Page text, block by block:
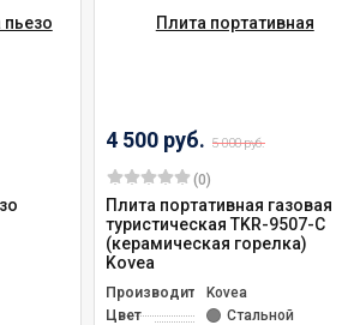
4 500 руб. 5 000 руб.
(0)
Плита портативная газовая
туристическая TKR-9507-C
(керамическая горелка)
Kovea
ПроизводительKovea
Цвет
Стальной